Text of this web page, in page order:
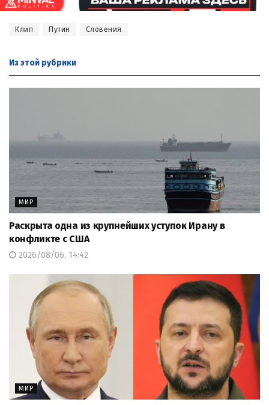
Клип Путин Словения
Из этой рубрики
МИР
Раскрыта одна из крупнейших уступок Ирану в
конфликте с США
2026/08/06, 14:42
МИР